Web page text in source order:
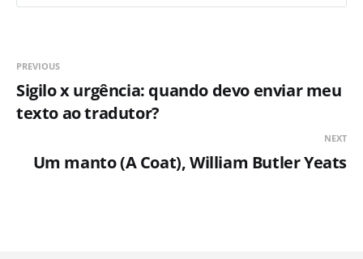
publicado pela Relicário. As
PREVIOUS
Sigilo x urgência: quando devo enviar meu
texto ao tradutor?
NEXT
Um manto (A Coat), William Butler Yeats